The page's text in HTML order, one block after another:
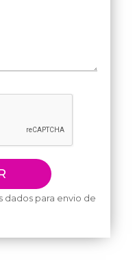
dados para envio de